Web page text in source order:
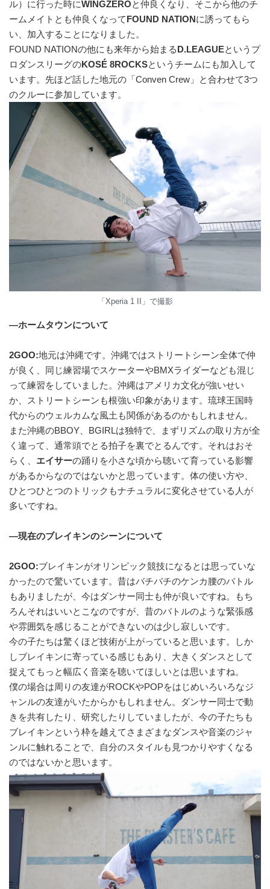
ル）に行った時にWINGZEROと仲良くなり、そこから他のチ
ームメイトとも仲良くなってFOUND NATIONに誘ってもら
い、加入することになりました。
FOUND NATIONの他にも来年から始まるD.LEAGUEというプ
ロダンスリーグのKOSÉ 8ROCKSというチームにも加入して
います。先ほど話した地元の「Conven Crew」と合わせて3つ
のクルーに参加しています。
「Xperia 1 II」で撮影
—ホームタウンについて
2GOO:地元は沖縄です。沖縄ではストリートシーン全体で仲
が良く、同じ練習場でスケーターやBMXライダーなども混じ
って練習をしていました。沖縄はアメリカ文化が強いせい
か、ストリートシーンも根強い印象があります。琉球王国時
代からのウェルカムな風土も関係があるのかもしれません。
また沖縄のBBOY、BGIRLは独特で、まずリズムの取り方が全
く違って、通常頭でとる拍子を裏でとるんです。それはおそ
らく、 エイサーの踊りを小さな頃から聴いて育っている影響
があるからなのではないかと思っています。体の使い方や、
ひとつひとつのトリックもナチュラルに変化させている人が
多いですね。
—現在のブレイキンのシーンについて
2GOO:ブレイキンがオリンピック競技になるとは思っていな
かったので驚いています。昔はバチバチのケンカ腰のバトル
もありましたが、今はダンサー同士も仲が良いですね。もち
ろんそれはいいとこなのですが、昔のバトルのような緊張感
や雰囲気を感じることができないのは少し寂しいです。
今の子たちは驚くほど技術が上がっていると思います。しか
しブレイキンに寄っている感じもあり、大きくダンスとして
捉えてもっと幅広く音楽を聴いてほしいとは思いますね。
僕の場合は周りの友達がROCKやPOPをはじめいろいろなジ
ャンルの友達がいたからかもしれません。ダンサー同士で動
きを共有したり、研究したりしていましたが、今の子たちも
ブレイキンという枠を越えてさまざまなダンスや音楽のジャ
ンルに触れることで、自分のスタイルも見つかりやすくなる
のではないかと思います。